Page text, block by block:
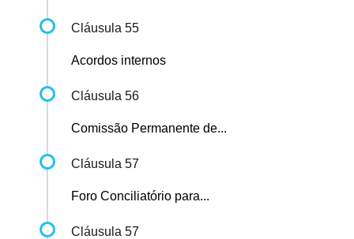
Cláusula 55
Acordos internos
Cláusula 56
Comissão Permanente de...
Cláusula 57
Foro Conciliatório para...
Cláusula 57